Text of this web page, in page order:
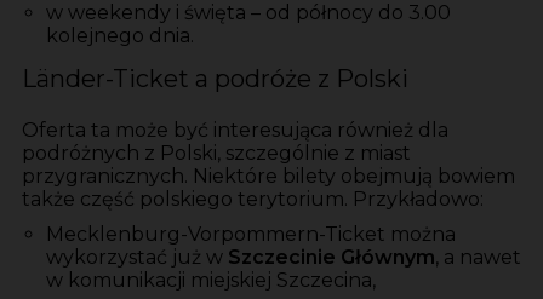
w weekendy i święta – od północy do 3.00
kolejnego dnia.
Länder-Ticket a podróże z Polski
Oferta ta może być interesująca również dla
podróżnych z Polski, szczególnie z miast
przygranicznych. Niektóre bilety obejmują bowiem
także część polskiego terytorium. Przykładowo:
Mecklenburg-Vorpommern-Ticket można
wykorzystać już w Szczecinie Głównym, a nawet
w komunikacji miejskiej Szczecina,